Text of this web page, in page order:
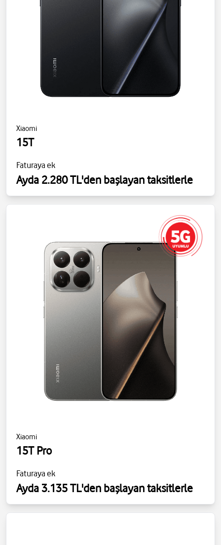
Xiaomi
15T
Faturaya ek
Ayda 2.280 TL'den başlayan taksitlerle
Xiaomi
15T Pro
Faturaya ek
Ayda 3.135 TL'den başlayan taksitlerle